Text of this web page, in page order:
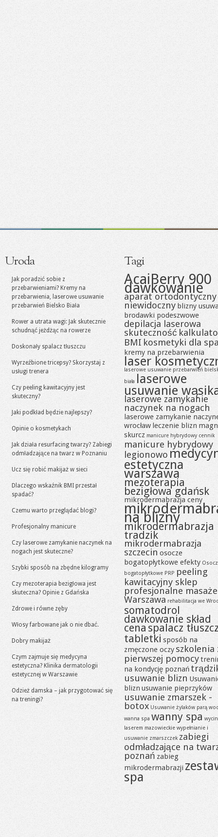
Uroda
Jak poradzić sobie z
przebarwieniami? Kremy na
przebarwienia, laserowe usuwanie
przebarwień Bielsko Biała
Rower a utrata wagi: Jak skutecznie
schudnąć jeżdżąc na rowerze
Doskonały spalacz tłuszczu
Wyrzeźbione tricepsy? Skorzystaj z
usługi trenera
Czy peeling kawitacyjny jest
skuteczny?
Jaki podkład będzie najlepszy?
Opinie o kosmetykach
Jak działa resurfacing twarzy? Zabiegi
odmładzające na twarz w Poznaniu
Ucz się robić makijaż w sieci
Dlaczego wskaźnik BMI przestał
spadać?
Czemu warto przeglądać blogi?
Profesjonalny manicure
Czy laserowe zamykanie naczynek na
nogach jest skuteczne?
Szybki sposób na zbędne kilogramy
Czy mezoterapia bezigłowa jest
skuteczna? Opinie z Gdańska
Zdrowe i równe zęby
Włosy farbowane jak o nie dbać.
Dobry makijaż
Czym zajmuje się medycyna
estetyczna? Klinika dermatologii
estetycznej w Warszawie
Odzież damska – jak przygotować się
na treningi?
Tagi
AcaiBerry 900
dawkowanie
aparat ortodontyczny
niewidoczny blizny
brodawki podeszwowe
depilacja laserowa
skuteczność
BMI kosmetyki dla
kremy na przebarwienia
laser
laserowe usuwanie przebarwień
biała laserowe
usuwanie
laserowe zamykanie
naczynek na nogach
laserowe zamykanie
wrocław leczenie blizn
skurcz manicure hybrydowy cennik
manicure hybrydowy
legionowo
estetyczna
warszawa
mezoterapia
bezigłowa gdańsk
mikrodermabrazja ceny
na blizny
mikrodermabrazja
tradzik
mikrodermabrazja
szczecin osocze
bogatopłytkowe efekty
bogatopłytkowe PRP peeling
kawitacyjny sklep
profesjonalne masaże
Warszawa rehabilitacja we
somatodrol
dawkowanie skład
cena spalacz
tabletki sposób na
zmęczone oczy szkolenia
pierwszej pomocy
na kondycję poznań
usuwanie blizn
blizn usuwanie pieprzyków
usuwanie zmarszek -
botox Usuwanie żylaków parą
wanna spa wanny spa
laserem mazowieckie wypełnianie i
usuwanie zmarszczek zabiegi
odmładzające na
poznań zabieg
mikrodermabrazji
spa